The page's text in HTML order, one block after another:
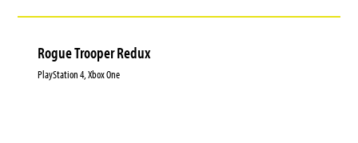
Rogue Trooper Redux
PlayStation 4, Xbox One